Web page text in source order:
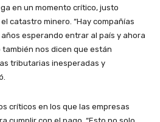
en un momento crítico, justo
catastro minero. “Hay compañías
esperando entrar al país y ahora
nos dicen que están
tributarias inesperadas y
críticos en los que las empresas